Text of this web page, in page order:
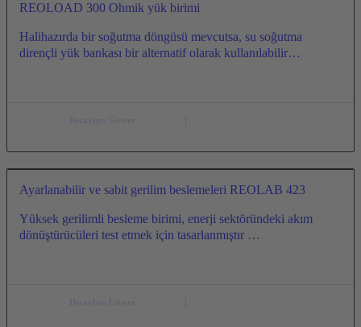
REOLOAD 300 Ohmik yük birimi
Halihazırda bir soğutma döngüsü mevcutsa, su soğutma
dirençli yük bankası bir alternatif olarak kullanılabilir…
Ayarlanabilir ve sabit gerilim beslemeleri REOLAB 423
Yüksek gerilimli besleme birimi, enerji sektöründeki akım
dönüştürücüleri test etmek için tasarlanmıştır …